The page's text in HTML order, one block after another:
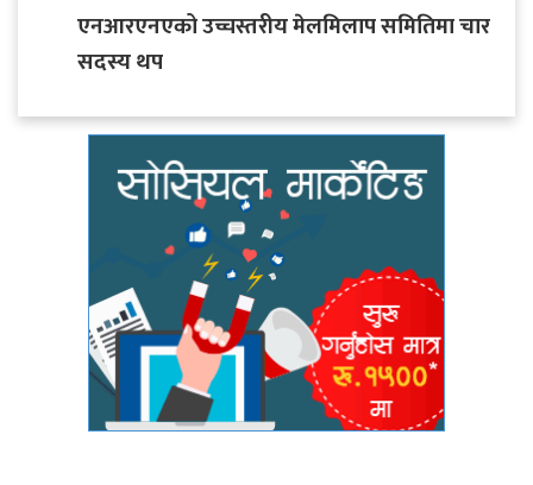
एनआरएनएको उच्चस्तरीय मेलमिलाप समितिमा चार
सदस्य थप